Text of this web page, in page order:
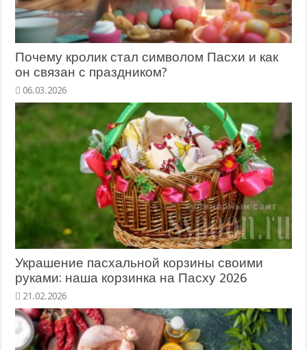
Почему кролик стал символом Пасхи и как
он связан с праздником?
Украшение пасхальной корзины своими
руками: наша корзинка на Пасху 2026